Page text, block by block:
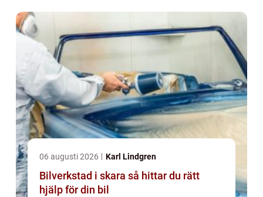
06 augusti 2026 Karl Lindgren
Bilverkstad i skara så hittar du rätt
hjälp för din bil